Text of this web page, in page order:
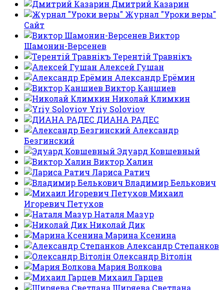
Дмитрий Казарин
Журнал "Уроки веры"
Сайт
Виктор
Шамонин-Версенев
Терентiй Травнiкъ
Алексей Гушан
Александр Ерёмин
Виктор Каншиев
Николай Климкин
Yriy Soloviov
ДИАНА РАДЕС
Александр
Безгинский
Эдуард Ковшевный
Виктор Халин
Лариса Ратич
Владимир Белькович
Михаил
Игоревич Петухов
Наталя Мазур
Николай Дик
Марина Ксенина
Александр Степанков
Олександр Вітолін
Мария Волкова
Михаил Гарцев
Ширяева Светлана